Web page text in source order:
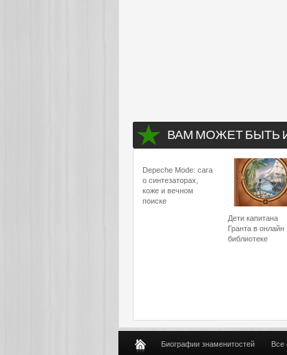
ВАМ МОЖЕТ БЫТЬ
Depeche Mode: сага
о синтезаторах,
коже и вечном
поиске
Дети капитана
Гранта в онлайн
библиотеке
Биографии знаменитостей Все